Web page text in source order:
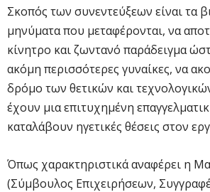
Σκοπός των συνεντεύξεων είναι τα
μηνύματα που μεταφέρονται, να
κίνητρο και ζωντανό παράδειγμα
ακόμη περισσότερες γυναίκες, να
δρόμο των θετικών και
έχουν μια επιτυχημένη
καταλάβουν ηγετικές θέσεις στον
Όπως χαρακτηριστικά αναφέρει η
(Σύμβουλος Επιχειρήσεων,